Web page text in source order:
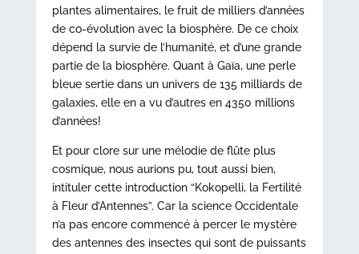
plantes alimentaires, le fruit de milliers d’années
de co-évolution avec la biosphère. De ce choix
dépend la survie de l’humanité, et d’une grande
partie de la biosphère. Quant à Gaïa, une perle
bleue sertie dans un univers de 135 milliards de
galaxies, elle en a vu d’autres en 4350 millions
d’années!
Et pour clore sur une mélodie de flûte plus
cosmique, nous aurions pu, tout aussi bien,
intituler cette introduction “Kokopelli, la Fertilité
à Fleur d’Antennes”. Car la science Occidentale
n’a pas encore commencé à percer le mystère
des antennes des insectes qui sont de puissants